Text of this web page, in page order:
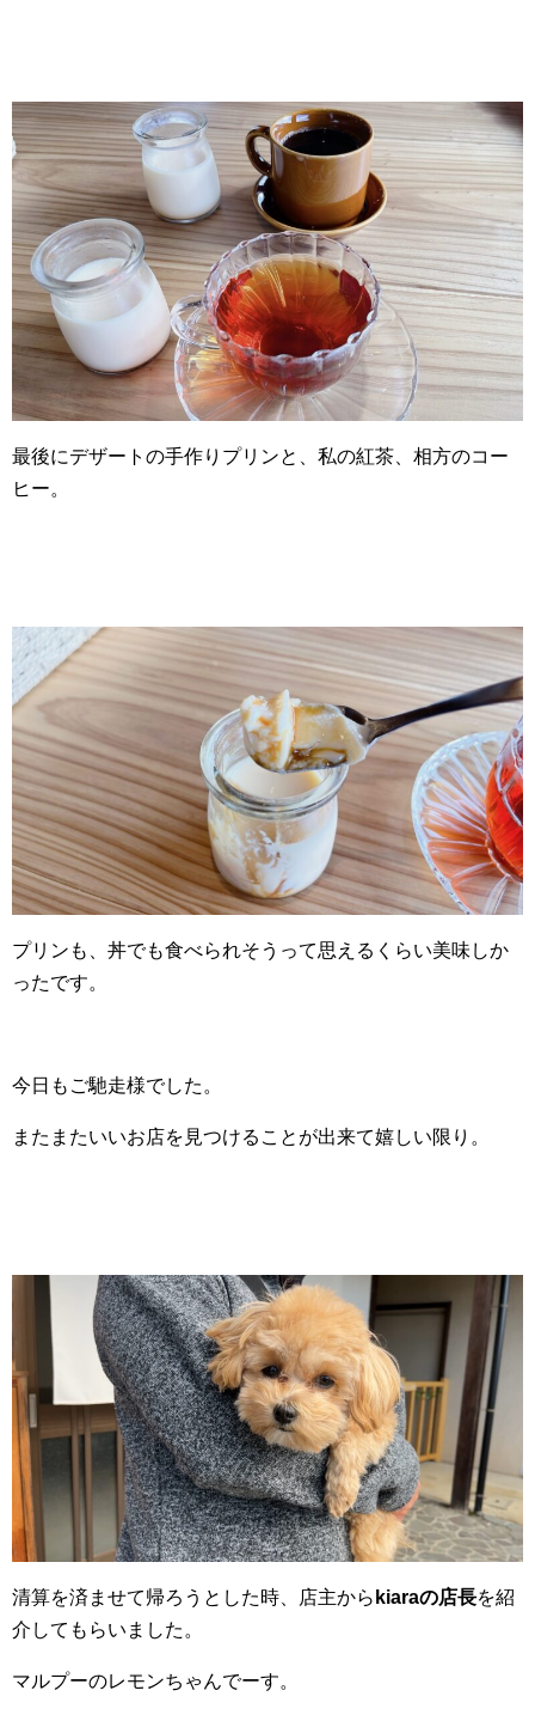
最後にデザートの手作りプリンと、私の紅茶、相方のコー
ヒー。
プリンも、丼でも食べられそうって思えるくらい美味しか
ったです。
今日もご馳走様でした。
またまたいいお店を見つけることが出来て嬉しい限り。
清算を済ませて帰ろうとした時、店主から kiaraの店長を紹
介してもらいました。
マルプーのレモンちゃんでーす。